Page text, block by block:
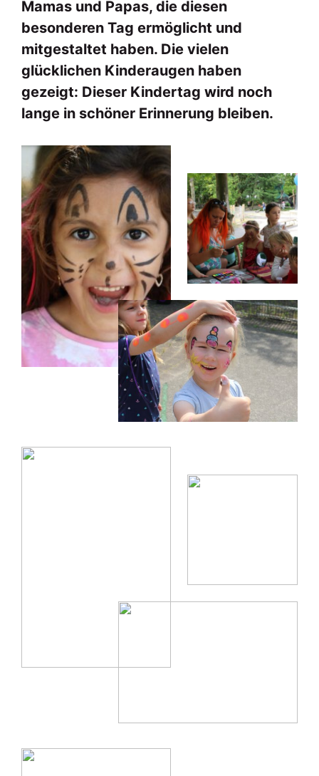
Mamas und Papas, die diesen
besonderen Tag ermöglicht und
mitgestaltet haben. Die vielen
glücklichen Kinderaugen haben
gezeigt: Dieser Kindertag wird noch
lange in schöner Erinnerung bleiben.